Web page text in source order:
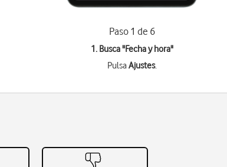
Paso 1 de 6
1. Busca "Fecha y hora"
PulsaAjustes.